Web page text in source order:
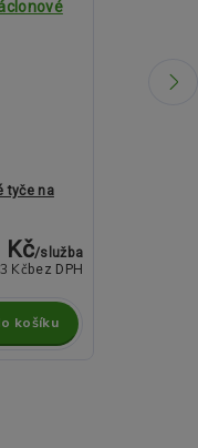
tyče na
Kč/služba
Kč bez DPH
košíku
1 255 Kč
- 33 %